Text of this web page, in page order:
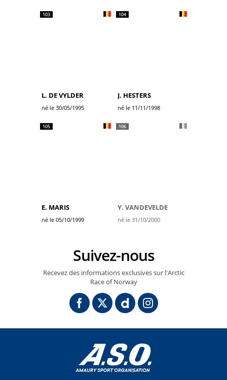
103
L. DE VYLDER
né le 30/05/1995
104
J. HESTERS
né le 11/11/1998
105
E. MARIS
né le 05/10/1999
106
Y. VANDEVELDE
né le 31/10/2000
Suivez-nous
Recevez des informations exclusives sur l'Arctic
Race of Norway